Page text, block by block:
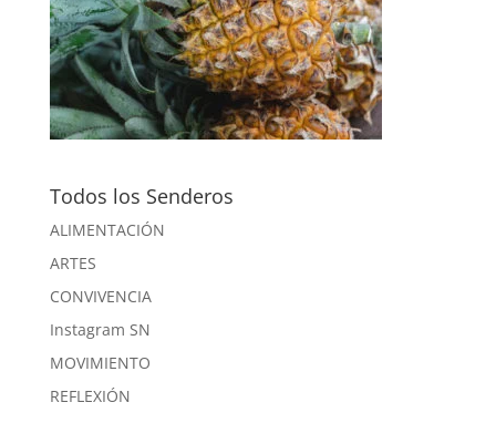
Todos los Senderos
ALIMENTACIÓN
ARTES
CONVIVENCIA
Instagram SN
MOVIMIENTO
REFLEXIÓN